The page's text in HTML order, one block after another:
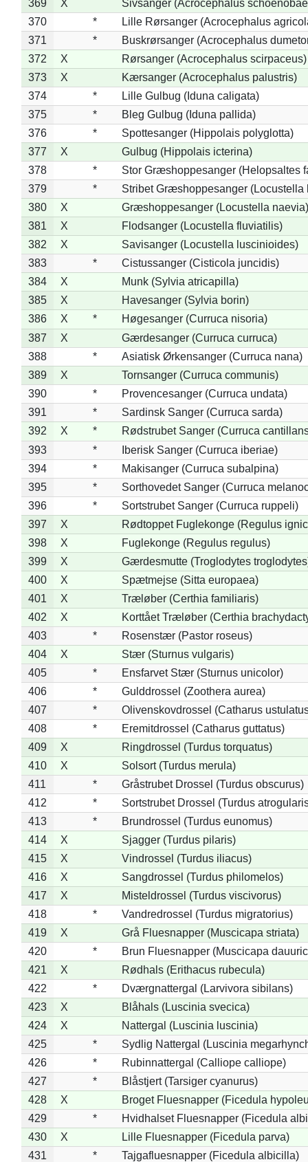
369 X
Sivsanger (Acrocephalus
370
*
Lille Rørsanger (Acrocephalus
371
*
Buskrørsanger (Acrocephalus
372
X
Rørsanger (Acrocephalus scirpaceus)
373
X
Kærsanger (Acrocephalus palustris)
374
*
Lille Gulbug (Iduna caligata)
375
*
Bleg Gulbug (Iduna pallida)
376
*
Spottesanger (Hippolais polyglotta)
377
X
Gulbug (Hippolais icterina)
378
*
Stor Græshoppesanger (Helopsaltes
379
*
Stribet Græshoppesanger (Locustella
380
X
Græshoppesanger (Locustella naevia)
381
X
Flodsanger (Locustella fluviatilis)
382
X
Savisanger (Locustella luscinioides)
383
*
Cistussanger (Cisticola juncidis)
384
X
Munk (Sylvia atricapilla)
385
X
Havesanger (Sylvia borin)
386
X *
Høgesanger (Curruca nisoria)
387
X
Gærdesanger (Curruca curruca)
388
*
Asiatisk Ørkensanger (Curruca nana)
389
X
Tornsanger (Curruca communis)
390
*
Provencesanger (Curruca undata)
391
*
Sardinsk Sanger (Curruca sarda)
392
X *
Rødstrubet Sanger (Curruca
393
*
Iberisk Sanger (Curruca iberiae)
394
*
Makisanger (Curruca subalpina)
395
*
Sorthovedet Sanger (Curruca
396
*
Sortstrubet Sanger (Curruca ruppeli)
397
X
Rødtoppet Fuglekonge (Regulus
398
X
Fuglekonge (Regulus regulus)
399
X
Gærdesmutte (Troglodytes
400
X
Spætmejse (Sitta europaea)
401
X
Træløber (Certhia familiaris)
402
X
Korttået Træløber (Certhia
403
*
Rosenstær (Pastor roseus)
404
X
Stær (Sturnus vulgaris)
405
*
Ensfarvet Stær (Sturnus unicolor)
406
*
Gulddrossel (Zoothera aurea)
407
*
Olivenskovdrossel (Catharus
408
*
Eremitdrossel (Catharus guttatus)
409
X
Ringdrossel (Turdus torquatus)
410
X
Solsort (Turdus merula)
411
*
Gråstrubet Drossel (Turdus obscurus)
412
*
Sortstrubet Drossel (Turdus
413
*
Brundrossel (Turdus eunomus)
414
X
Sjagger (Turdus pilaris)
415
X
Vindrossel (Turdus iliacus)
416
X
Sangdrossel (Turdus philomelos)
417
X
Misteldrossel (Turdus viscivorus)
418
*
Vandredrossel (Turdus migratorius)
419
X
Grå Fluesnapper (Muscicapa striata)
420
*
Brun Fluesnapper (Muscicapa
421
X
Rødhals (Erithacus rubecula)
422
*
Dværgnattergal (Larvivora sibilans)
423
X
Blåhals (Luscinia svecica)
424
X
Nattergal (Luscinia luscinia)
425
*
Sydlig Nattergal (Luscinia
426
*
Rubinnattergal (Calliope calliope)
427
*
Blåstjert (Tarsiger cyanurus)
428
X
Broget Fluesnapper (Ficedula
429
*
Hvidhalset Fluesnapper (Ficedula
430
X
Lille Fluesnapper (Ficedula parva)
431
*
Tajgafluesnapper (Ficedula albicilla)